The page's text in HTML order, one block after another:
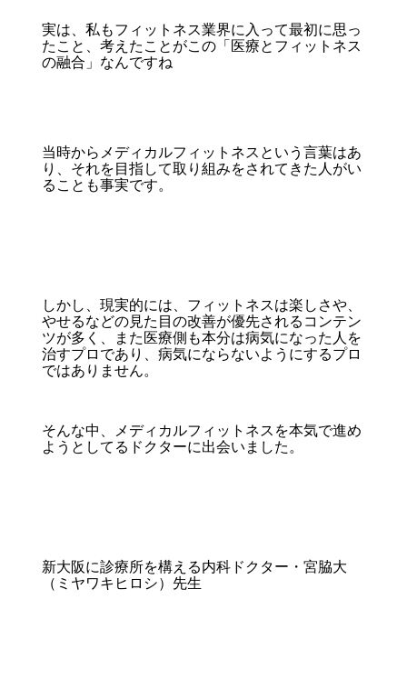
実は、私もフィットネス業界に入って最初に思っ
たこと、考えたことがこの「医療とフィットネス
の融合」なんですね
当時からメディカルフィットネスという言葉はあ
り、それを目指して取り組みをされてきた人がい
ることも事実です。
しかし、現実的には、フィットネスは楽しさや、
やせるなどの見た目の改善が優先されるコンテン
ツが多く、また医療側も本分は病気になった人を
治すプロであり、病気にならないようにするプロ
ではありません。
そんな中、メディカルフィットネスを本気で進め
ようとしてるドクターに出会いました。
新大阪に診療所を構える内科ドクター・宮脇大
（ミヤワキヒロシ）先生